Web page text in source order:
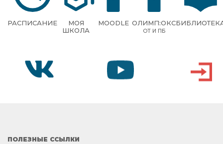
РАСПИСАНИЕ
МОЯ
ШКОЛА
MOODLE ОЛИМП:ОКС
ОТ И ПБ
ПОЛЕЗНЫЕ ССЫЛКИ